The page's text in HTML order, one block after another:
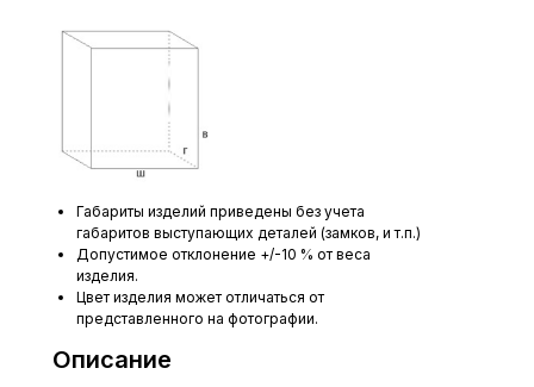
Описание
Габариты изделий приведены без учета
габаритов выступающих деталей (замков, и т.п.)
Допустимое отклонение +/-10 % от веса
изделия.
Цвет изделия может отличаться от
представленного на фотографии.